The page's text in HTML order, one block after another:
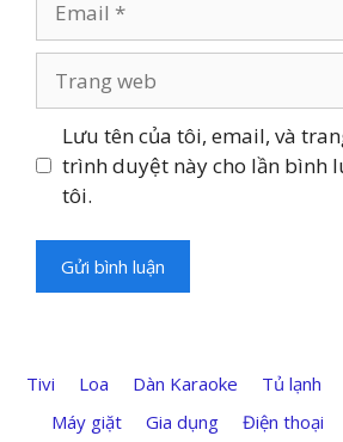
web
Lưu tên của tôi, email, và
trình duyệt này cho lần bình
tôi.
Tivi Loa Dàn Karaoke Tủ lạnh
Máy giặt
Gia dụng Điện thoại